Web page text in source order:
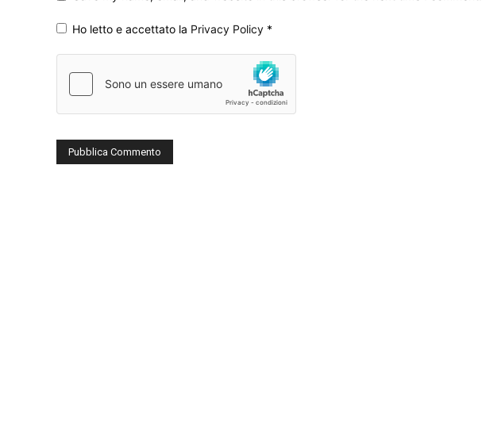
Ho letto e accettato la Privacy Policy *